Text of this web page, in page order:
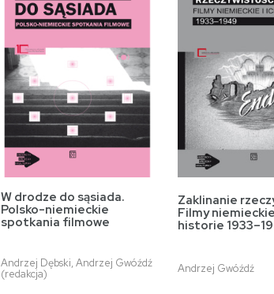
W drodze do sąsiada.
Polsko-niemieckie
spotkania filmowe
Andrzej Dębski, Andrzej Gwóźdź
(redakcja)
Zaklinanie
Filmy
historie
Andrzej Gwóźdź